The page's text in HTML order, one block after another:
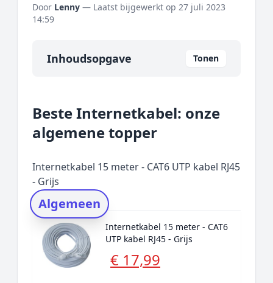
Door Lenny — Laatst bijgewerkt op 27 juli 2023
14:59
Inhoudsopgave Tonen
Onze algemene topper
Prijs topper
Onderzoeksmethode
Alternatieven
Prijsniveaus
Beste Internetkabel: onze
algemene topper
Internetkabel 15 meter - CAT6 UTP kabel RJ45
- Grijs
Algemeen
Internetkabel 15 meter - CAT6
UTP kabel RJ45 - Grijs
€ 17,99